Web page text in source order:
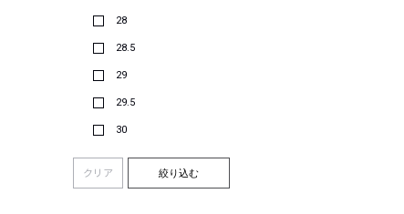
28
28.5
29
29.5
30
クリア 絞り込む